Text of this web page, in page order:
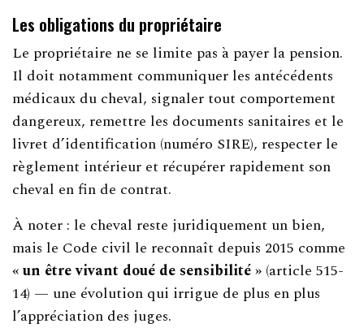
Les obligations du propriétaire
Le propriétaire ne se limite pas à payer la pension.
Il doit notamment communiquer les antécédents
médicaux du cheval, signaler tout comportement
dangereux, remettre les documents sanitaires et le
livret d’identification (numéro SIRE), respecter le
règlement intérieur et récupérer rapidement son
cheval en fin de contrat.
À noter : le cheval reste juridiquement un bien,
mais le Code civil le reconnaît depuis 2015 comme
« un être vivant doué de sensibilité » (article 515-
14) — une évolution qui irrigue de plus en plus
l’appréciation des juges.